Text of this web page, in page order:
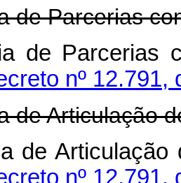
de Parcerias
de Parcerias
nº 12.791,
de Articulação
de
nº 12.791,